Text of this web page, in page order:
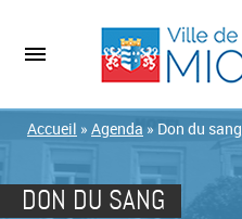
Accueil » Agenda » Don du sang
DON DU SANG